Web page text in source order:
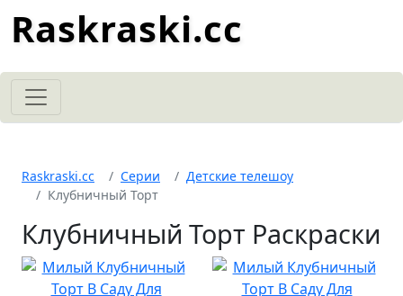
Raskraski.cc
Raskraski.cc Серии
Детские телешоу
Клубничный Торт
Клубничный Торт Раскраски